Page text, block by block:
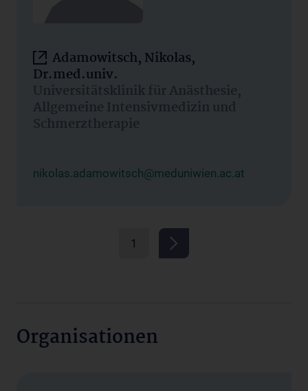
Adamowitsch, Nikolas,
Dr.med.univ.
Universitätsklinik für Anästhesie,
Allgemeine Intensivmedizin und
Schmerztherapie
nikolas.adamowitsch@meduniwien.ac.at
1
Organisationen